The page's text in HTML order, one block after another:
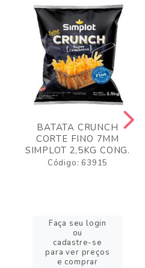
BATATA CRUNCH
CORTE FINO 7MM
SIMPLOT 2,5KG CONG.
Código: 63915
Faça seu login
ou
cadastre-se
para ver preços
e comprar